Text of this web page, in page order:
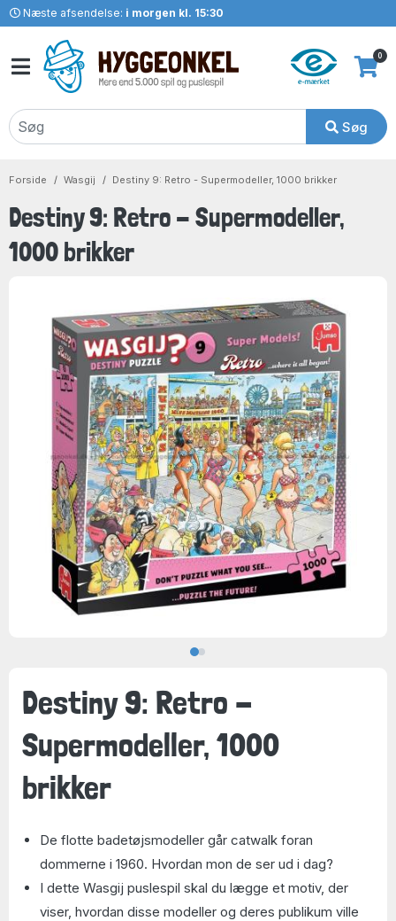
Næste afsendelse: i morgen kl. 15:30
Søg
0
Forside Wasgij Destiny 9: Retro - Supermodeller, 1000 brikker
Destiny 9: Retro - Supermodeller,
1000 brikker
Destiny 9: Retro -
Supermodeller, 1000
brikker
De flotte badetøjsmodeller går catwalk foran
dommerne i 1960. Hvordan mon de ser ud i dag?
I dette Wasgij puslespil skal du lægge et motiv, der
viser, hvordan disse modeller og deres publikum ville